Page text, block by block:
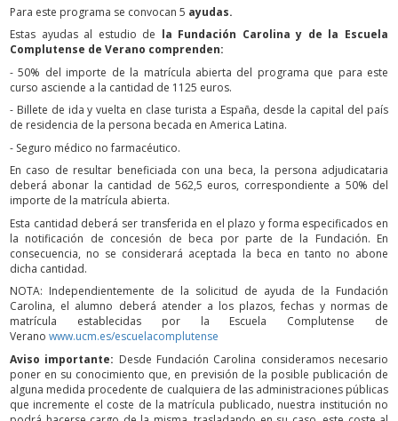
Para este programa se convocan 5 ayudas.
Estas ayudas al estudio de la Fundación Carolina y de la Escuela
Complutense de Verano comprenden:
- 50% del importe de la matrícula abierta del programa que para este
curso asciende a la cantidad de 1125 euros.
- Billete de ida y vuelta en clase turista a España, desde la capital del país
de residencia de la persona becada en America Latina.
- Seguro médico no farmacéutico.
En caso de resultar beneficiada con una beca, la persona adjudicataria
deberá abonar la cantidad de 562,5 euros, correspondiente a 50% del
importe de la matrícula abierta.
Esta cantidad deberá ser transferida en el plazo y forma especificados en
la notificación de concesión de beca por parte de la Fundación. En
consecuencia, no se considerará aceptada la beca en tanto no abone
dicha cantidad.
NOTA: Independientemente de la solicitud de ayuda de la Fundación
Carolina, el alumno deberá atender a los plazos, fechas y normas de
matrícula establecidas por la Escuela Complutense de
Verano www.ucm.es/escuelacomplutense
Aviso importante: Desde Fundación Carolina consideramos necesario
poner en su conocimiento que, en previsión de la posible publicación de
alguna medida procedente de cualquiera de las administraciones públicas
que incremente el coste de la matrícula publicado, nuestra institución no